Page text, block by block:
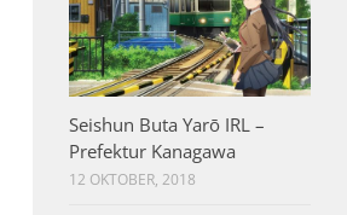
Seishun Buta Yarō IRL –
Prefektur Kanagawa
12 OKTOBER, 2018